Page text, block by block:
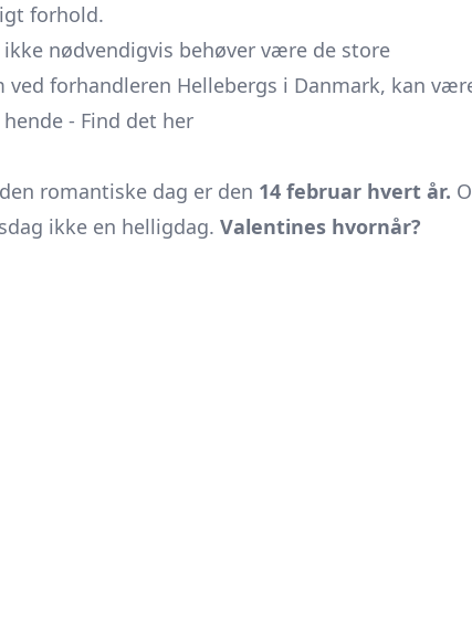
forhold.
nødvendigvis behøver være de store
ved forhandleren Hellebergs i Danmark, kan
- Find det her
romantiske dag er den 14 februar hvert år.
ikke en helligdag. Valentines hvornår?